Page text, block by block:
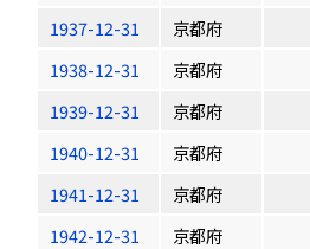
1937-12-31
京都府
1938-12-31
京都府
1939-12-31
京都府
1940-12-31
京都府
1941-12-31
京都府
1942-12-31
京都府